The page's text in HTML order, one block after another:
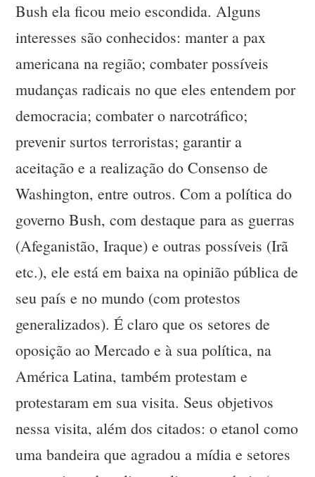
Bush ela ficou meio escondida. Alguns
interesses são conhecidos: manter a pax
americana na região; combater possíveis
mudanças radicais no que eles entendem por
democracia; combater o narcotráfico;
prevenir surtos terroristas; garantir a
aceitação e a realização do Consenso de
Washington, entre outros. Com a política do
governo Bush, com destaque para as guerras
(Afeganistão, Iraque) e outras possíveis (Irã
etc.), ele está em baixa na opinião pública de
seu país e no mundo (com protestos
generalizados). É claro que os setores de
oposição ao Mercado e à sua política, na
América Latina, também protestam e
protestaram em sua visita. Seus objetivos
nessa visita, além dos citados: o etanol como
uma bandeira que agradou a mídia e setores